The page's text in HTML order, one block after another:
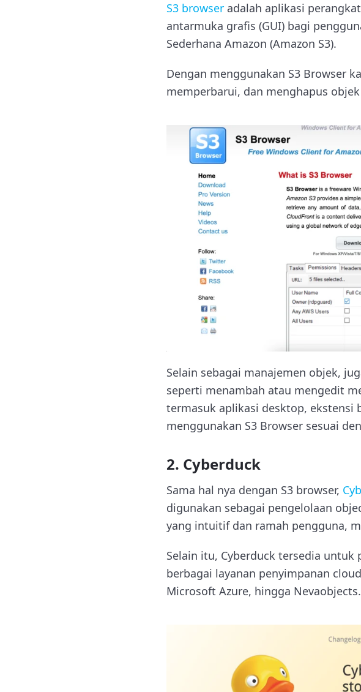
S3 browser adalah aplikasi
antarmuka grafis (GUI) bagi
Sederhana Amazon (Amazon S3).
Dengan menggunakan S3 Browser
memperbarui, dan menghapus
Selain sebagai manajemen objek,
seperti menambah atau mengedit
termasuk aplikasi desktop, ekstensi
menggunakan S3 Browser sesuai
2. Cyberduck
Sama hal nya dengan S3 browser,
digunakan sebagai pengelolaan
yang intuitif dan ramah pengguna,
Selain itu, Cyberduck tersedia
berbagai layanan penyimpanan
Microsoft Azure, hingga Nevaobjects.